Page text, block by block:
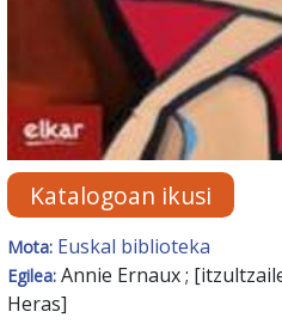
Katalogoan ikusi
Mota: Euskal biblioteka
Egilea: Annie Ernaux ;
Heras]